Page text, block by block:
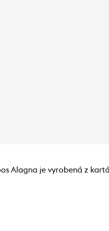
Alagna je vyrobená z